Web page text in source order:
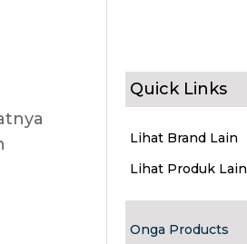
Quick Links
Lihat Brand Lain
Lihat Produk Lain
Onga Products